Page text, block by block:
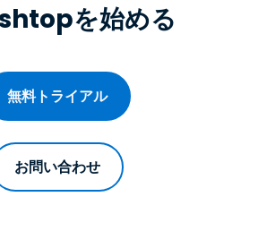
を始める
無料トライアル
お問い合わせ